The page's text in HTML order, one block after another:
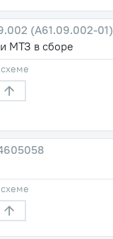
(А61.09.002-01)
МТЗ в сборе